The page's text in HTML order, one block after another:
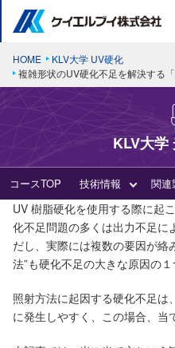
HOME
KLV大学 UV硬化
複雑形状のUV硬化不足を解決する
KLV大学
コースTOP 技術情報 関連
UV 樹脂硬化を使用する際に起
化不足問題の多くは出力不足に
だし、実際には複数の要因が絡
法”も硬化不足の大きな原因の１
照射方法に起因する硬化不足は
に発生しやすく、この場合、当